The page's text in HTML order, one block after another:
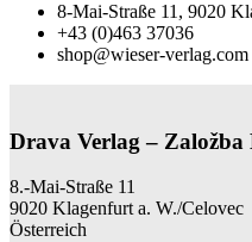
8-Mai-Straße 11, 9020
+43 (0)463 37036
shop@wieser-verlag.com
Drava Verlag –
8.-Mai-Straße 11
9020 Klagenfurt a. W./Celovec
Österreich